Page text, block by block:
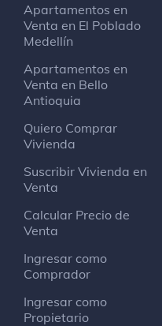
Apartamentos en
Venta en El Poblado
Medellín
Apartamentos en
Venta en Bello
Antioquia
Quiero Comprar
Vivienda
Suscribir Vivienda en
Venta
Calcular Precio de
Venta
Ingresar como
Comprador
Ingresar como
Propietario